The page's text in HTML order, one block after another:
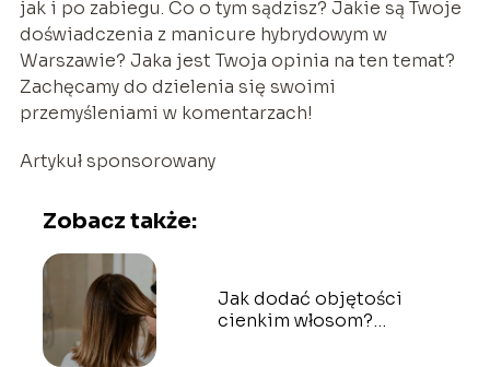
jak i po zabiegu. Co o tym sądzisz? Jakie są Twoje
doświadczenia z manicure hybrydowym w
Warszawie? Jaka jest Twoja opinia na ten temat?
Zachęcamy do dzielenia się swoimi
przemyśleniami w komentarzach!
Artykuł sponsorowany
Zobacz także:
Jak dodać objętości
cienkim włosom?